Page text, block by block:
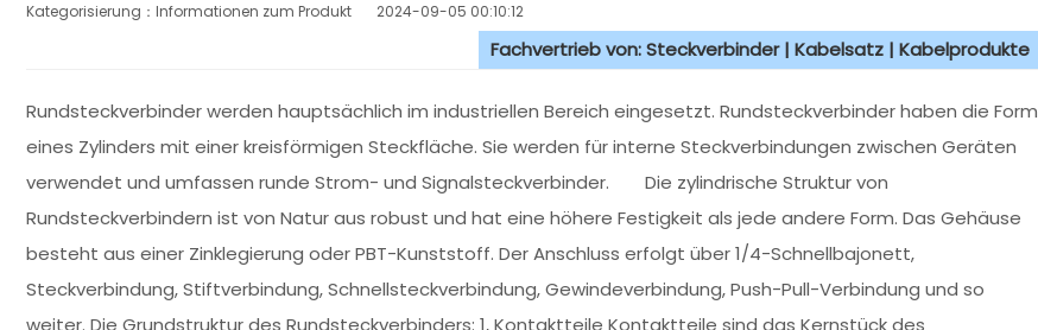
Kategorisierung：Informationen zum Produkt 2024-09-05 00:10:12
Fachvertrieb von: Steckverbinder | Kabelsatz | Kabelprodukte
Rundsteckverbinder werden hauptsächlich im industriellen Bereich eingesetzt. Rundsteckverbinder haben die Form
eines Zylinders mit einer kreisförmigen Steckfläche. Sie werden für interne Steckverbindungen zwischen Geräten
verwendet und umfassen runde Strom- und Signalsteckverbinder. Die zylindrische Struktur von
Rundsteckverbindern ist von Natur aus robust und hat eine höhere Festigkeit als jede andere Form. Das Gehäuse
besteht aus einer Zinklegierung oder PBT-Kunststoff. Der Anschluss erfolgt über 1/4-Schnellbajonett,
Steckverbindung, Stiftverbindung, Schnellsteckverbindung, Gewindeverbindung, Push-Pull-Verbindung und so
weiter. Die Grundstruktur des Rundsteckverbinders: 1, Kontaktteile Kontaktteile sind das Kernstück des